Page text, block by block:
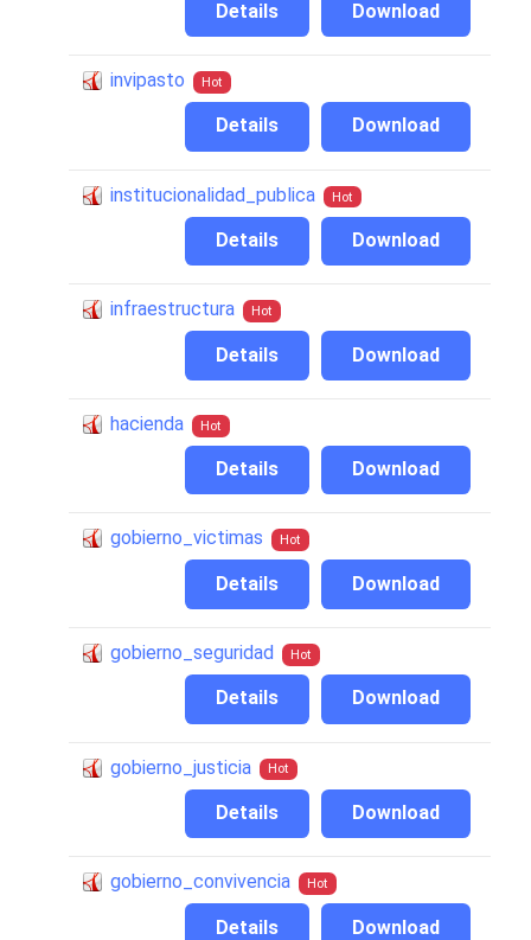
Download
Details
invipasto Hot
Download
Details
institucionalidad_publica Hot
Download
Details
infraestructura Hot
Download
Details
hacienda Hot
Download
Details
gobierno_victimas Hot
Download
Details
gobierno_seguridad Hot
Download
Details
gobierno_justicia Hot
Download
Details
gobierno_convivencia Hot
Download
Details